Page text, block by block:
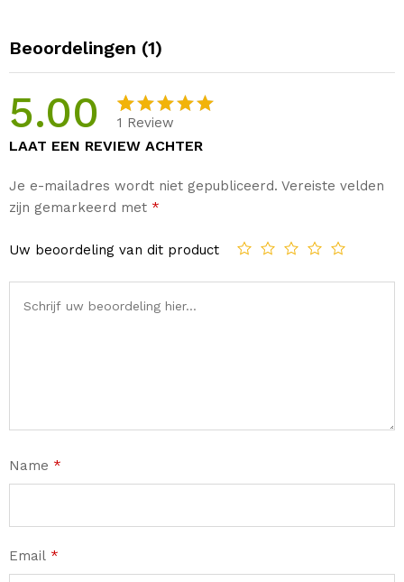
Beoordelingen (1)
5.00
rd5.00 op
5
gebaseer
waardering
1 Review
LAAT EEN REVIEW ACHTER
Je e-mailadres wordt niet gepubliceerd. Vereiste velden
zijn gemarkeerd met *
Uw beoordeling van dit product
Name *
Email *